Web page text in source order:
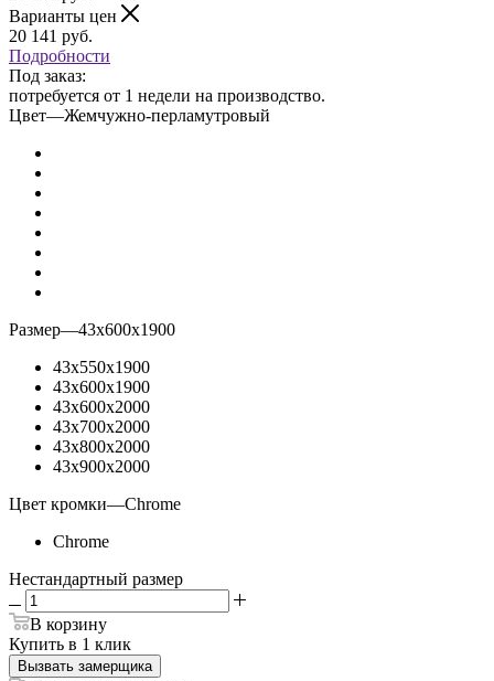
Варианты цен
20 141 руб.
Подробности
Под заказ:
потребуется от 1 недели на производство.
Цвет—Жемчужно-перламутровый
Размер—43х600х1900
43х550х1900
43х600х1900
43х600х2000
43х700х2000
43х800х2000
43х900х2000
Цвет кромки—Chrome
Chrome
Нестандартный размер
В корзину
Купить в 1 клик
Вызвать замерщика